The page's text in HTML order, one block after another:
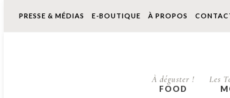
PRESSE & MÉDIAS E-BOUTIQUE À PROPOS
À déguster !
FOOD
Les